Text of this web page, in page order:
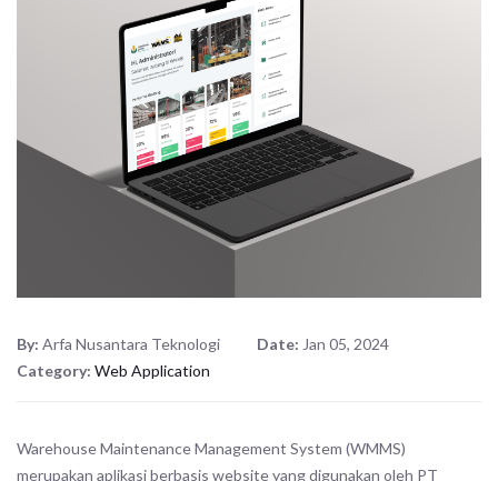
By: Arfa Nusantara Teknologi Date: Jan 05, 2024
Category: Web Application
Warehouse Maintenance Management System (WMMS)
merupakan aplikasi berbasis website yang digunakan oleh PT